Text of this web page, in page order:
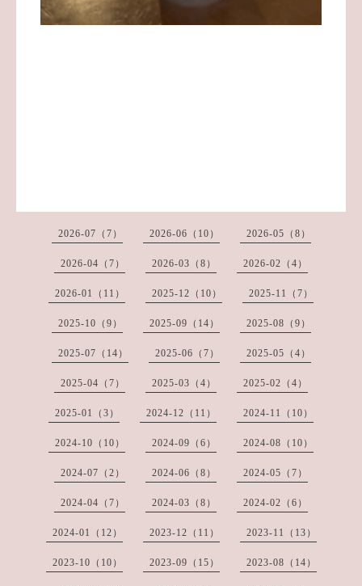
2026-07（7） 2026-06（10） 2026-05（8）
2026-04（7） 2026-03（8） 2026-02（4）
2026-01（11） 2025-12（10） 2025-11（7）
2025-10（9） 2025-09（14） 2025-08（9）
2025-07（14） 2025-06（7） 2025-05（4）
2025-04（7） 2025-03（4） 2025-02（4）
2025-01（3） 2024-12（11） 2024-11（10）
2024-10（10） 2024-09（6） 2024-08（10）
2024-07（2） 2024-06（8） 2024-05（7）
2024-04（7） 2024-03（8） 2024-02（6）
2024-01（12） 2023-12（11） 2023-11（13）
2023-10（10） 2023-09（15） 2023-08（14）